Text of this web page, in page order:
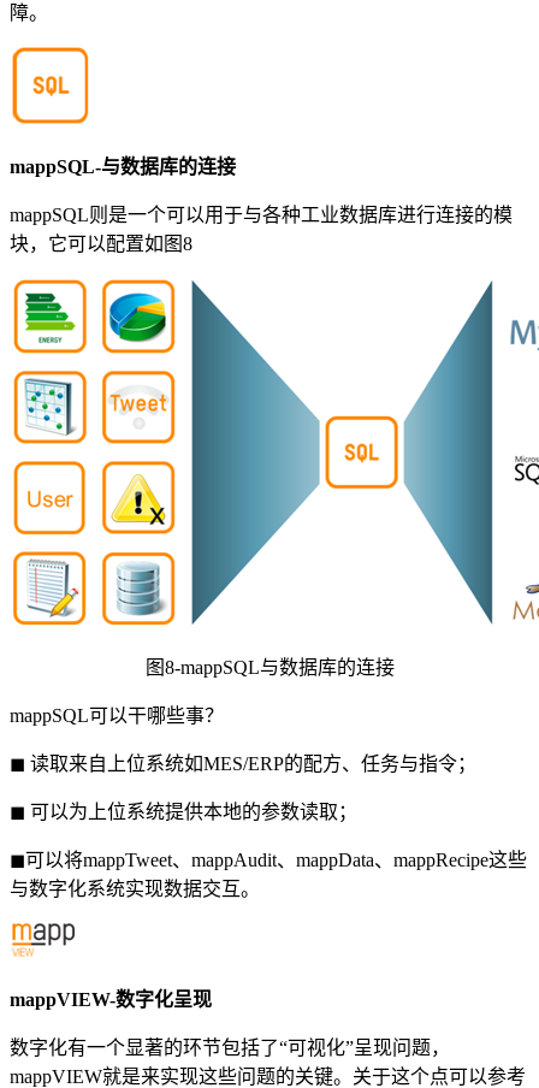
障。
mappSQL-与数据库的连接
mappSQL则是一个可以用于与各种工业数据库进行连接的模
块，它可以配置如图8
图8-mappSQL与数据库的连接
mappSQL可以干哪些事？
◼ 读取来自上位系统如MES/ERP的配方、任务与指令；
◼ 可以为上位系统提供本地的参数读取；
◼可以将mappTweet、mappAudit、mappData、mappRecipe这些
与数字化系统实现数据交互。
mappVIEW-数字化呈现
数字化有一个显著的环节包括了“可视化”呈现问题，
mappVIEW就是来实现这些问题的关键。关于这个点可以参考